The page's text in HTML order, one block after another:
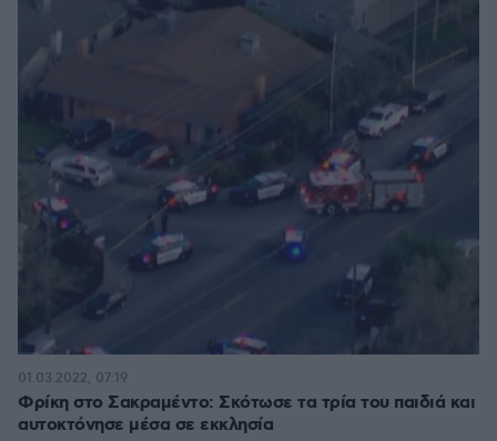
Φρίκη στο Σακραμέντο: Σκότωσε τα τρία του παιδιά και
αυτοκτόνησε μέσα σε εκκλησία
01.03.2022, 07:19